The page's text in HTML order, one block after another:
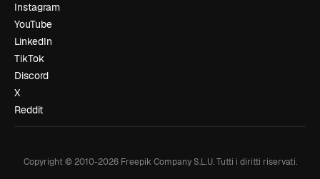
Instagram
YouTube
LinkedIn
TikTok
Discord
X
Reddit
Copyright © 2010-2026Freepik Company S.L.U. Tutti i diritti riservati.